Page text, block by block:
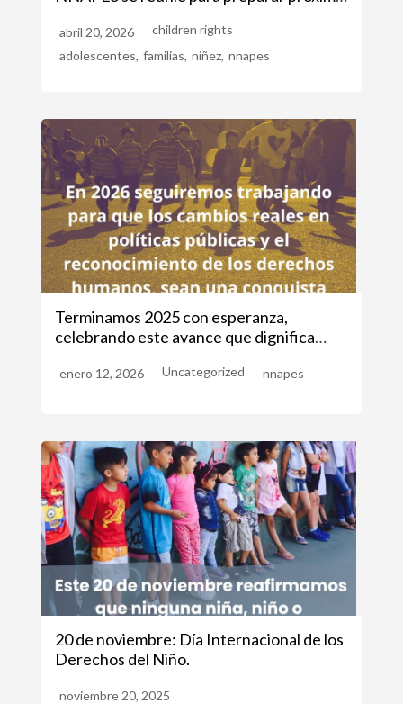
abril 20, 2026
children rights
adolescentes, familias, niñez, nnapes
Terminamos 2025 con esperanza,
celebrando este avance que dignifica
enero 12, 2026 Uncategorized nnapes
20 de noviembre: Día Internacional de los
Derechos del Niño.
noviembre 20, 2025